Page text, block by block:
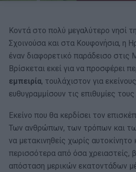
Κοντά στο πολύ μεγαλύτερο νησί
Σχοινούσα και στα Κουφονήσια, η
έναν διαφορετικό παράδεισο στις
Βρίσκεται εκεί για να προσφέρει
εμπειρία, τουλάχιστον για
ευθυγραμμίσουν τις επιθυμίες
Εκείνο που θα κερδίσει τον
Των ανθρώπων, των τρόπων και
να μετακινηθείς χωρίς
περισσότερα από όσα χρειαστείς,
απόσταση μερικών εκατοντάδων